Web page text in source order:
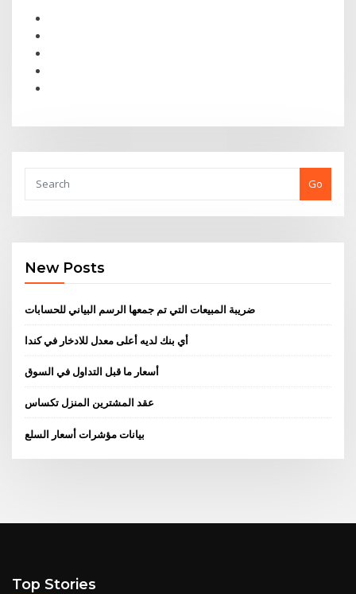
Go
New Posts
ضريبة المبيعات التي تم جمعها الرسم البياني للحسابات
أي بنك لديه أعلى معدل للادخار في كندا
أسعار ما قبل التداول في السوق
عقد المشترين المنزل تكساس
بيانات مؤشرات أسعار السلع
Top Stories